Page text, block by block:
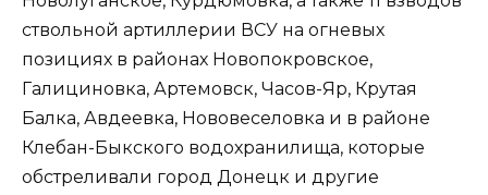
ствольной артиллерии ВСУ на огневых
позициях в районах Новопокровское,
Галициновка, Артемовск, Часов-Яр, Крутая
Балка, Авдеевка, Нововеселовка и в районе
Клебан-Быкского водохранилища, которые
обстреливали город Донецк и другие